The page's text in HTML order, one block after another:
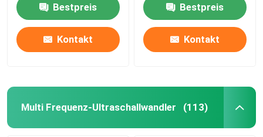
Bestpreis
Kontakt
Bestpreis
Kontakt
Multi Frequenz-Ultraschallwandler (113)